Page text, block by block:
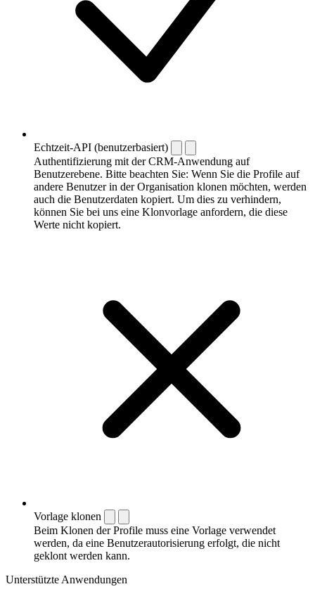
Echtzeit-API (benutzerbasiert)
Authentifizierung mit der CRM-Anwendung auf
Benutzerebene. Bitte beachten Sie: Wenn Sie die Profile auf
andere Benutzer in der Organisation klonen möchten, werden
auch die Benutzerdaten kopiert. Um dies zu verhindern,
können Sie bei uns eine Klonvorlage anfordern, die diese
Werte nicht kopiert.
Vorlage klonen
Beim Klonen der Profile muss eine Vorlage verwendet
werden, da eine Benutzerautorisierung erfolgt, die nicht
geklont werden kann.
Unterstützte Anwendungen